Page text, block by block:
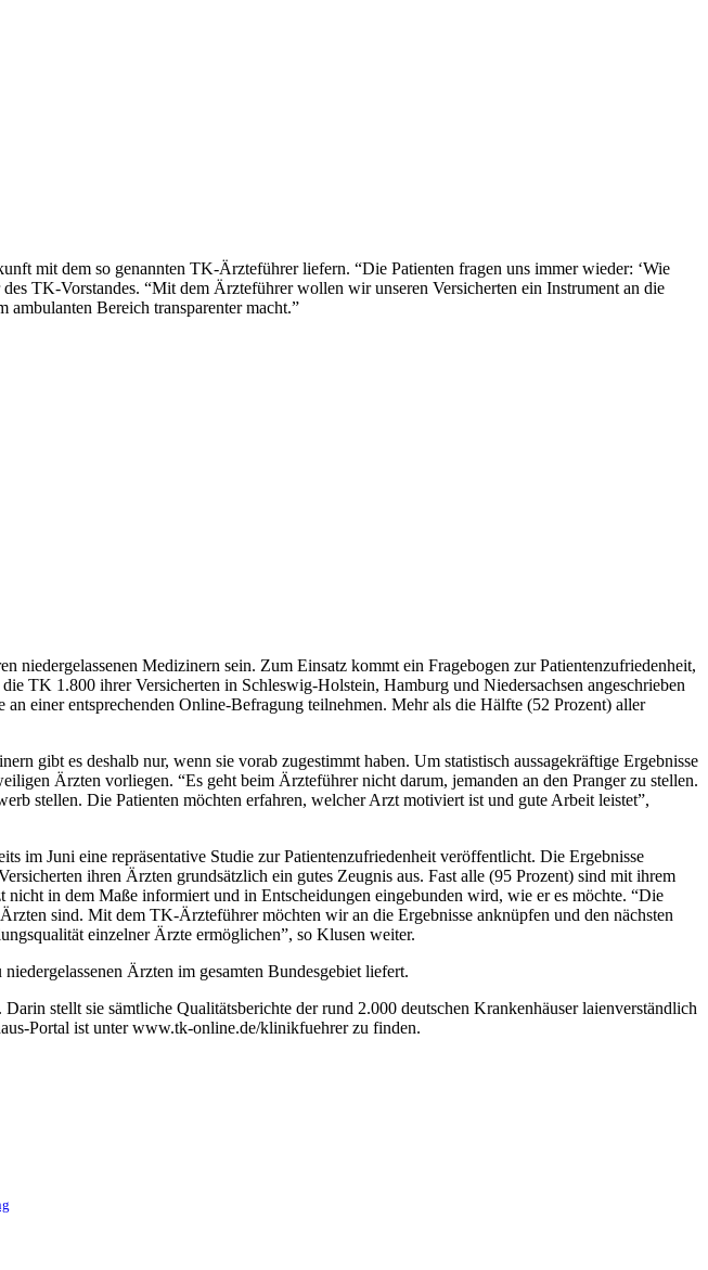
mit dem so genannten TK-Ärzteführer liefern. “Die Patienten fragen uns immer wieder: ‘Wie
TK-Vorstandes. “Mit dem Ärzteführer wollen wir unseren Versicherten ein Instrument an die
Bereich transparenter macht.”
Medizinern sein. Zum Einsatz kommt ein Fragebogen zur Patientenzufriedenheit,
TK 1.800 ihrer Versicherten in Schleswig-Holstein, Hamburg und Niedersachsen angeschrieben
einer entsprechenden Online-Befragung teilnehmen. Mehr als die Hälfte (52 Prozent) aller
gibt es deshalb nur, wenn sie vorab zugestimmt haben. Um statistisch aussagekräftige Ergebnisse
Ärzten vorliegen. “Es geht beim Ärzteführer nicht darum, jemanden an den Pranger zu stellen.
stellen. Die Patienten möchten erfahren, welcher Arzt motiviert ist und gute Arbeit leistet”,
im Juni eine repräsentative Studie zur Patientenzufriedenheit veröffentlicht. Die Ergebnisse
ihren Ärzten grundsätzlich ein gutes Zeugnis aus. Fast alle (95 Prozent) sind mit ihrem
in dem Maße informiert und in Entscheidungen eingebunden wird, wie er es möchte. “Die
sind. Mit dem TK-Ärzteführer möchten wir an die Ergebnisse anknüpfen und den nächsten
einzelner Ärzte ermöglichen”, so Klusen weiter.
Ärzten im gesamten Bundesgebiet liefert.
stellt sie sämtliche Qualitätsberichte der rund 2.000 deutschen Krankenhäuser laienverständlich
Portal ist unter www.tk-online.de/klinikfuehrer zu finden.